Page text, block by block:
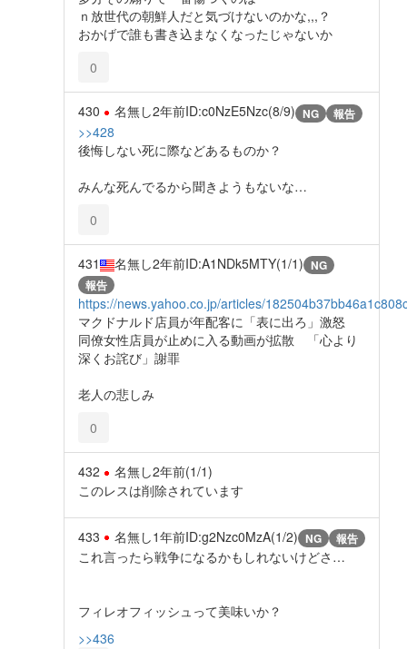
ｎ放世代の朝鮮人だと気づけないのかな,,,？
おかげで誰も書き込まなくなったじゃないか
0
430 名無し2年前ID:c0NzE5Nzc(8/9) NG 報告
>>428
後悔しない死に際などあるものか？
みんな死んでるから聞きようもないな…
0
431 名無し2年前ID:A1NDk5MTY(1/1) NG
報告
https://news.yahoo.co.jp/articles/
マクドナルド店員が年配客に「表に出ろ」激怒
同僚女性店員が止めに入る動画が拡散 「心より
深くお詫び」謝罪
老人の悲しみ
0
432 名無し2年前(1/1)
このレスは削除されています
433 名無し1年前ID:g2Nzc0MzA(1/2) NG 報告
これ言ったら戦争になるかもしれないけどさ…
フィレオフィッシュって美味いか？
>>436